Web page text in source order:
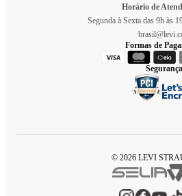
Horário de
Segunda à Sexta das 9h às
Formas de
Segurança
© 2026 LEVI